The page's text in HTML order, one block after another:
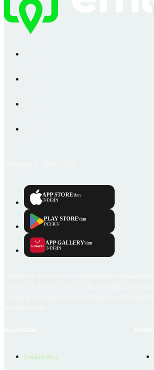
APP STORE'dan
İNDİRİN
PLAY STORE'dan
İNDİRİN
APP GALLERY'den
İNDİRİN
Emlakjet Blog